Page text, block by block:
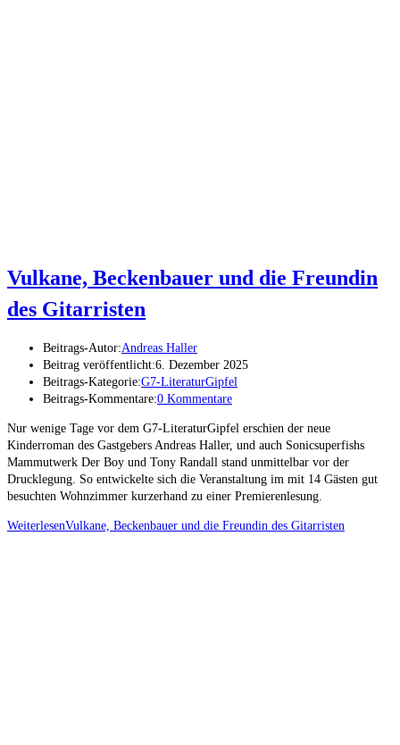
Vulkane, Beckenbauer und die Freundin
des Gitarristen
Beitrags-Autor:Andreas Haller
Beitrag veröffentlicht:6. Dezember 2025
Beitrags-Kategorie:G7-LiteraturGipfel
Beitrags-Kommentare:0 Kommentare
Nur wenige Tage vor dem G7-LiteraturGipfel erschien der neue
Kinderroman des Gastgebers Andreas Haller, und auch Sonicsuperfishs
Mammutwerk Der Boy und Tony Randall stand unmittelbar vor der
Drucklegung. So entwickelte sich die Veranstaltung im mit 14 Gästen gut
besuchten Wohnzimmer kurzerhand zu einer Premierenlesung.
WeiterlesenVulkane, Beckenbauer und die Freundin des Gitarristen